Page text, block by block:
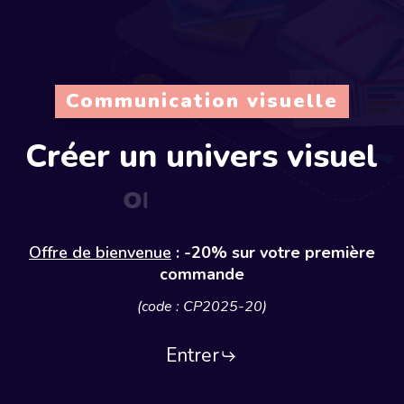
Communication visuelle
Créer un univers visuel
original
Offre de bienvenue: -20% sur votre première
commande
(code : CP2025-20)
Entrer